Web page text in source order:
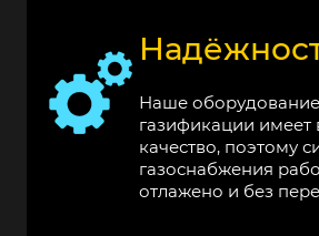
Наше
газификации имеет
качество, поэтому
газоснабжения
отлажено и без